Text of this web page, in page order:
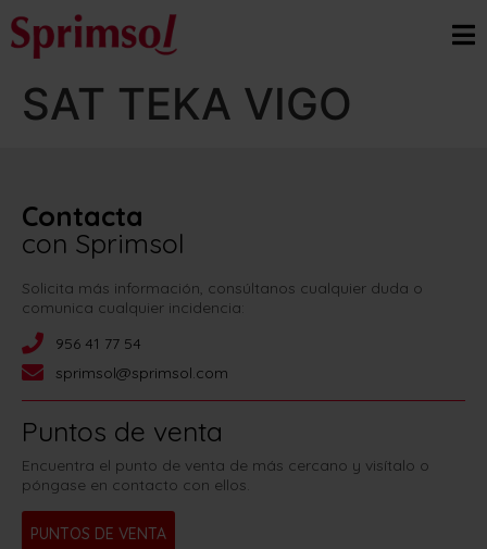
SAT TEKA VIGO
Contacta
con Sprimsol
Solicita más información, consúltanos cualquier duda o
comunica cualquier incidencia:
956 41 77 54
sprimsol@sprimsol.com
Puntos de venta
Encuentra el punto de venta de más cercano y visítalo o
póngase en contacto con ellos.
PUNTOS DE VENTA